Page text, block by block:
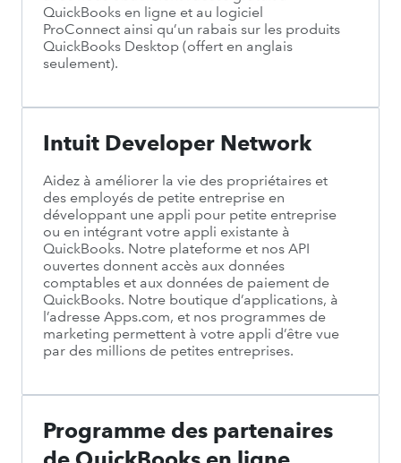
QuickBooks en ligne et au logiciel
ProConnect ainsi qu’un rabais sur les produits
QuickBooks Desktop (offert en anglais
seulement).
Intuit Developer Network
Aidez à améliorer la vie des propriétaires et
des employés de petite entreprise en
développant une appli pour petite entreprise
ou en intégrant votre appli existante à
QuickBooks. Notre plateforme et nos API
ouvertes donnent accès aux données
comptables et aux données de paiement de
QuickBooks. Notre boutique d’applications, à
l’adresse Apps.com, et nos programmes de
marketing permettent à votre appli d’être vue
par des millions de petites entreprises.
Programme des partenaires